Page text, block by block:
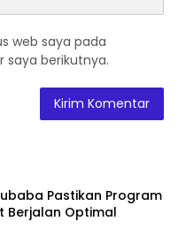
web saya pada
saya berikutnya.
Pastikan Program
Berjalan Optimal